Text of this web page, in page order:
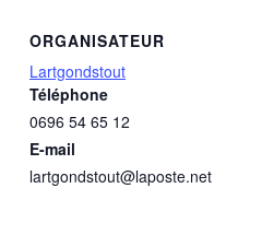
ORGANISATEUR
Lartgondstout
Téléphone
0696 54 65 12
E-mail
lartgondstout@laposte.net